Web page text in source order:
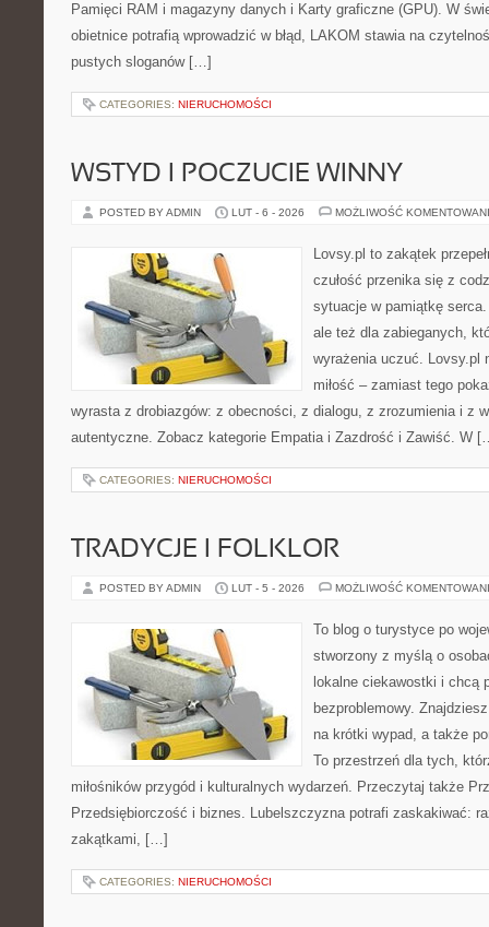
Pamięci RAM i magazyny danych i Karty graficzne (GPU). W
obietnice potrafią wprowadzić w błąd, LAKOM stawia na
pustych sloganów […]
CATEGORIES: NIERUCHOMOŚCI
WSTYD I POCZUCIE WINNY
POSTED BY ADMIN LUT - 6 - 2026 MOŻLIWOŚĆ
Lovsy.pl to zakątek
czułość przenika się z
sytuacje w pamiątkę
ale też dla zabieganych,
wyrażenia uczuć. Lovsy.pl
miłość – zamiast tego
wyrasta z drobiazgów: z obecności, z dialogu, z zrozumienia i z
autentyczne. Zobacz kategorie Empatia i Zazdrość i Zawiść. W
CATEGORIES: NIERUCHOMOŚCI
TRADYCJE I FOLKLOR
POSTED BY ADMIN LUT - 5 - 2026 MOŻLIWOŚĆ
To blog o turystyce po
stworzony z myślą o
lokalne ciekawostki i chcą
bezproblemowy.
na krótki wypad, a także
To przestrzeń dla tych,
miłośników przygód i kulturalnych wydarzeń. Przeczytaj także
Przedsiębiorczość i biznes. Lubelszczyzna potrafi zaskakiwać:
zakątkami, […]
CATEGORIES: NIERUCHOMOŚCI